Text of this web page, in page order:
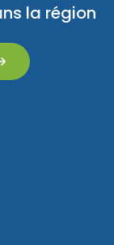
la région